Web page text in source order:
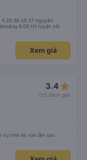
đã tới 27 nguyễn
6:00 thì tuyệt vời
Xem giá
3.4 star_rate
(25 đánh giá)
vụ nhà xe vào lần sau